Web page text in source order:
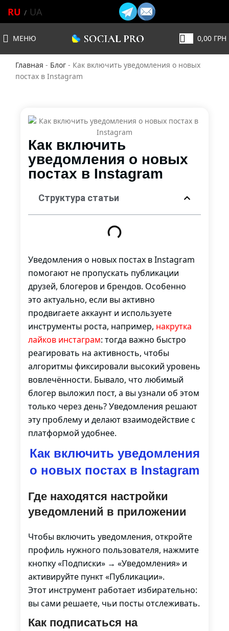
RU UA
МЕНЮ 0,00 ГРН
Главная - Блог - Как включить уведомления о новых
постах в Instagram
Как включить
уведомления о новых
постах в Instagram
Структура статьи
Уведомления о новых постах в Instagram
помогают не пропускать публикации
друзей, блогеров и брендов. Особенно
это актуально, если вы активно
продвигаете аккаунт и используете
инструменты роста, например, накрутка
лайков инстаграм: тогда важно быстро
реагировать на активность, чтобы
алгоритмы фиксировали высокий уровень
вовлечённости. Бывало, что любимый
блогер выложил пост, а вы узнали об этом
только через день? Уведомления решают
эту проблему и делают взаимодействие с
платформой удобнее.
Как включить уведомления
о новых постах в Instagram
Где находятся настройки
уведомлений в приложении
Чтобы включить уведомления, откройте
профиль нужного пользователя, нажмите
кнопку «Подписки» → «Уведомления» и
активируйте пункт «Публикации».
Этот инструмент работает избирательно:
вы сами решаете, чьи посты отслеживать.
Как подписаться на